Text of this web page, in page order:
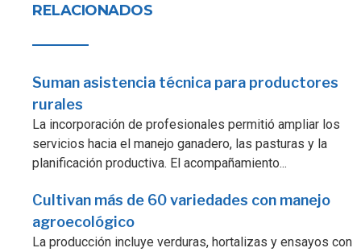
RELACIONADOS
Suman asistencia técnica para productores
rurales
La incorporación de profesionales permitió ampliar los
servicios hacia el manejo ganadero, las pasturas y la
planificación productiva. El acompañamiento...
Cultivan más de 60 variedades con manejo
agroecológico
La producción incluye verduras, hortalizas y ensayos con